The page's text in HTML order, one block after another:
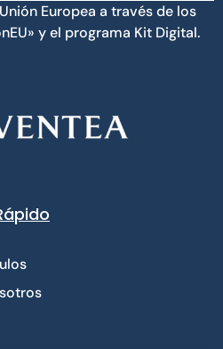
Europea a través de los
y el programa Kit Digital.